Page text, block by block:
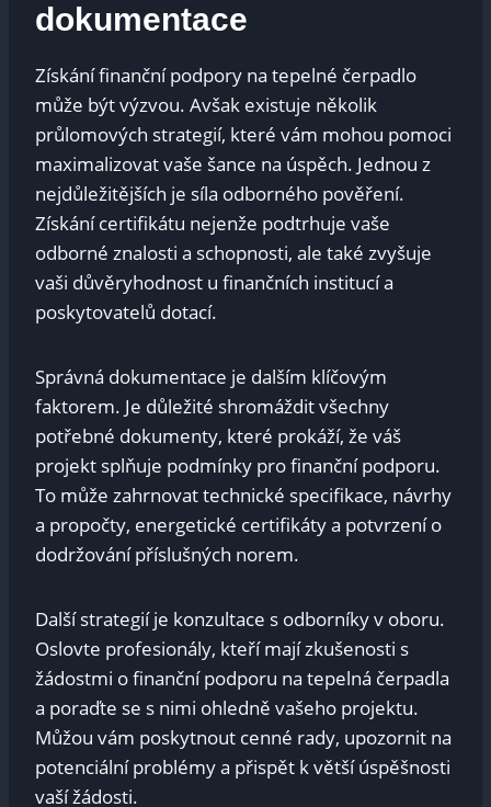
dokumentace
Získání finanční podpory na tepelné čerpadlo
může být výzvou. Avšak existuje několik
průlomových strategií, které vám mohou pomoci
maximalizovat vaše šance na úspěch. Jednou z
nejdůležitějších je síla odborného pověření.
Získání certifikátu nejenže podtrhuje vaše
odborné znalosti a schopnosti, ale také zvyšuje
vaši důvěryhodnost u finančních institucí a
poskytovatelů dotací.
Správná dokumentace je dalším klíčovým
faktorem. Je důležité shromáždit všechny
potřebné dokumenty, které prokáží, že váš
projekt splňuje podmínky pro finanční podporu.
To může zahrnovat technické specifikace, návrhy
a propočty, energetické certifikáty a potvrzení o
dodržování příslušných norem.
Další strategií je konzultace s odborníky v oboru.
Oslovte profesionály, kteří mají zkušenosti s
žádostmi o finanční podporu na tepelná čerpadla
a poraďte se s nimi ohledně vašeho projektu.
Můžou vám poskytnout cenné rady, upozornit na
potenciální problémy a přispět k větší úspěšnosti
vaší žádosti.